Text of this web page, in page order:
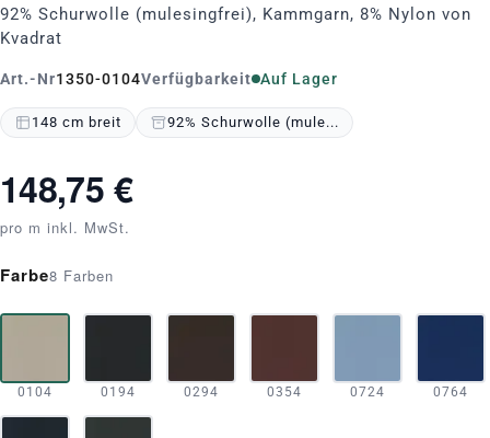
92% Schurwolle (mulesingfrei), Kammgarn, 8% Nylon von
Kvadrat
Art.-Nr1350-0104Verfügbarkeit Auf Lager
148 cm breit 92% Schurwolle (mule...
148,75 €
pro m inkl. MwSt.
Farbe8 Farben
0104 0194 0294 0354 0724 0764